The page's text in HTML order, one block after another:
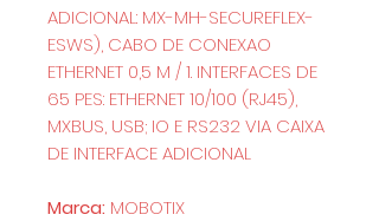
ADICIONAL: MX-MH-SECUREFLEX-
ESWS), CABO DE CONEXAO
ETHERNET 0,5 M / 1. INTERFACES DE
65 PES: ETHERNET 10/100 (RJ45),
MXBUS, USB; IO E RS232 VIA CAIXA
DE INTERFACE ADICIONAL
Marca: MOBOTIX